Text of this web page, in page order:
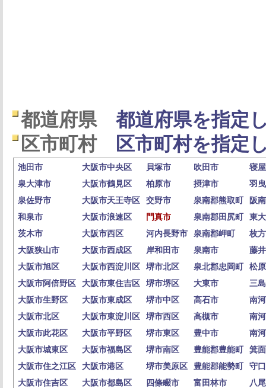
都道府県
都道府県を指定
区市町村
区市町村を指定
池田市 大阪市中央区 貝塚市 吹田市
寝
泉大津市
大阪市鶴見区 柏原市 摂津市
羽
泉佐野市
大阪市天王寺区 交野市 泉南郡熊取町
阪
和泉市
大阪市浪速区 門真市 泉南郡田尻町
東
茨木市
大阪市西区 河内長野市 泉南郡岬町
枚
大阪狭山市
大阪市西成区 岸和田市 泉南市
藤
大阪市旭区
大阪市西淀川区 堺市北区 泉北郡忠岡町
松
大阪市阿倍野区
大阪市東住吉区 堺市堺区 大東市
三
大阪市生野区
大阪市東成区 堺市中区 高石市
南
大阪市北区
大阪市東淀川区 堺市西区 高槻市
南
大阪市此花区
大阪市平野区 堺市東区 豊中市
南
大阪市城東区
大阪市福島区 堺市南区 豊能郡豊能町
箕
大阪市住之江区
大阪市港区 堺市美原区 豊能郡能勢町
守
大阪市住吉区
大阪市都島区 四條畷市 富田林市
八